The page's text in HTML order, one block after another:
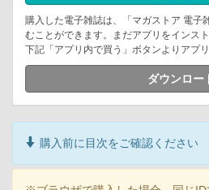
購入した電子雑誌は、「マガストア 電子
むことができます。まだアプリをインス
下記「アプリ内で買う」ボタンよりアプ
ダウンロー
購入前に目次をご確認ください